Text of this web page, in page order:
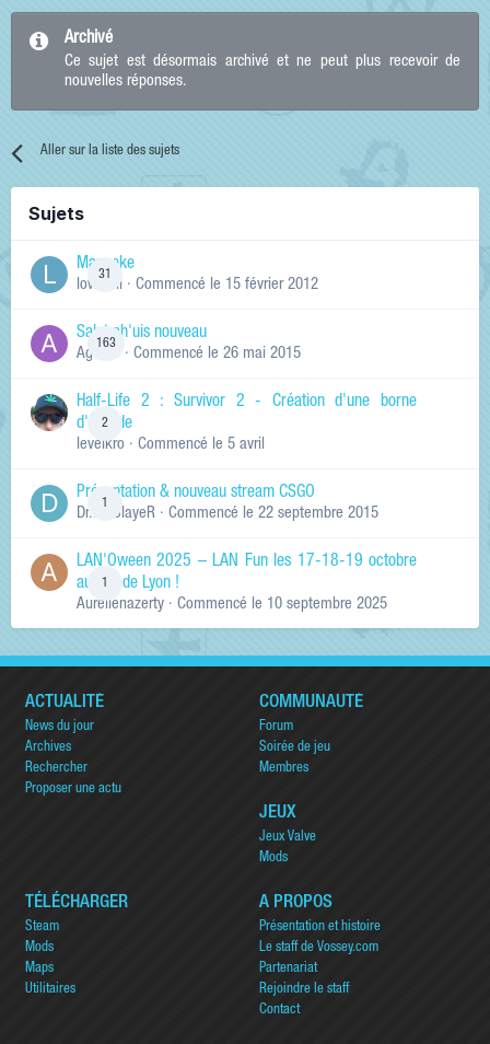
Archivé
Ce sujet est désormais archivé et ne peut plus recevoir de
nouvelles réponses.
Aller sur la liste des sujets
Sujets
31
Manneke
lowskill · Commencé le 15 février 2012
163
Salut ch'uis nouveau
Ag0Nie · Commencé le 26 mai 2015
2
Half-Life 2 : Survivor 2 - Création d'une borne
d'arcade
levelkro · Commencé le 5 avril
Présentation & nouveau stream CSGO
Dr.KinSlayeR · Commencé le 22 septembre 2015
LAN'Oween 2025 – LAN Fun les 17-18-19 octobre
au sud de Lyon !
Aurelienazerty · Commencé le 10 septembre 2025
ACTUALITÉ
News du jour
Archives
Rechercher
Proposer une actu
COMMUNAUTÉ
Forum
Soirée de jeu
Membres
JEUX
Jeux Valve
Mods
TÉLÉCHARGER
Steam
Mods
Maps
Utilitaires
A PROPOS
Présentation et histoire
Le staff de Vossey.com
Partenariat
Rejoindre le staff
Contact